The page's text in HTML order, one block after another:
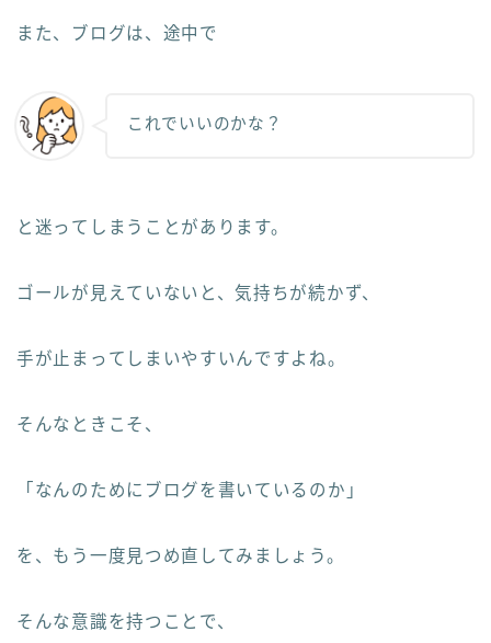
また、ブログは、途中で
これでいいのかな？
と迷ってしまうことがあります。
ゴールが見えていないと、気持ちが続かず、
手が止まってしまいやすいんですよね。
そんなときこそ、
「なんのためにブログを書いているのか」
を、もう一度見つめ直してみましょう。
そんな意識を持つことで、